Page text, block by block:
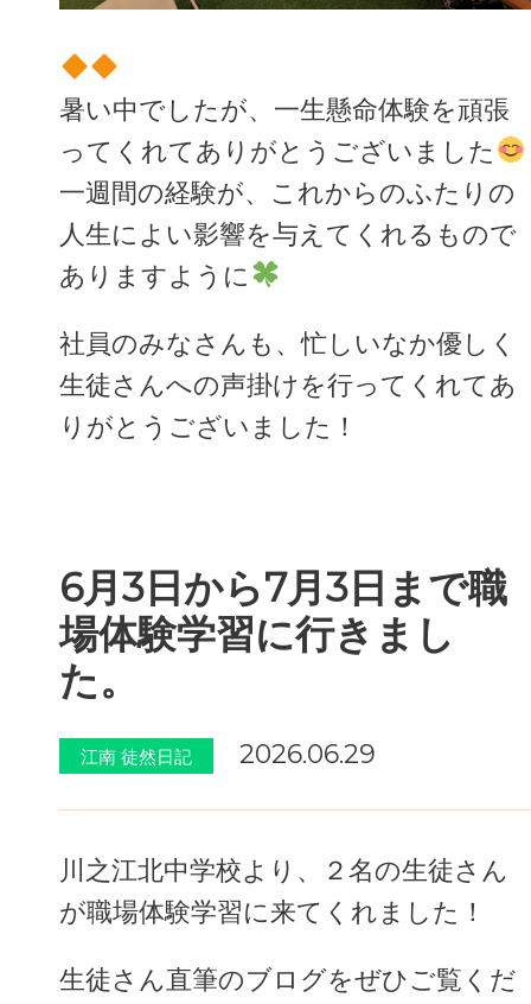
暑い中でしたが、一生懸命体験を頑張
ってくれてありがとうございました
一週間の経験が、これからのふたりの
人生によい影響を与えてくれるもので
ありますように
社員のみなさんも、忙しいなか優しく
生徒さんへの声掛けを行ってくれてあ
りがとうございました！
6月3日から7月3日まで職
場体験学習に行きまし
た。
江南 徒然日記 2026.06.29
川之江北中学校より、２名の生徒さん
が職場体験学習に来てくれました！
生徒さん直筆のブログをぜひご覧くだ